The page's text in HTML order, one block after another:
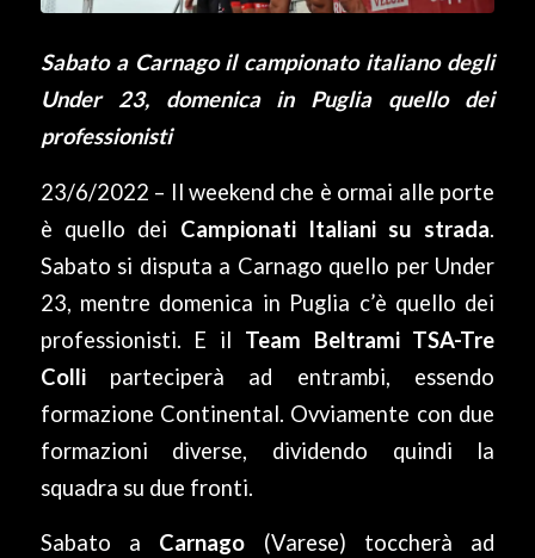
Sabato a Carnago il campionato italiano degli
Under 23, domenica in Puglia quello dei
professionisti
23/6/2022 – Il weekend che è ormai alle porte
è quello dei Campionati Italiani su strada.
Sabato si disputa a Carnago quello per Under
23, mentre domenica in Puglia c’è quello dei
professionisti. E il Team Beltrami TSA-Tre
Colliparteciperà ad entrambi, essendo
formazione Continental. Ovviamente con due
formazioni diverse, dividendo quindi la
squadra su due fronti.
Sabato a Carnago (Varese) toccherà ad